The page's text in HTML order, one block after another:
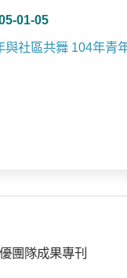
01-05
與社區共舞 104年青
團隊成果專刊